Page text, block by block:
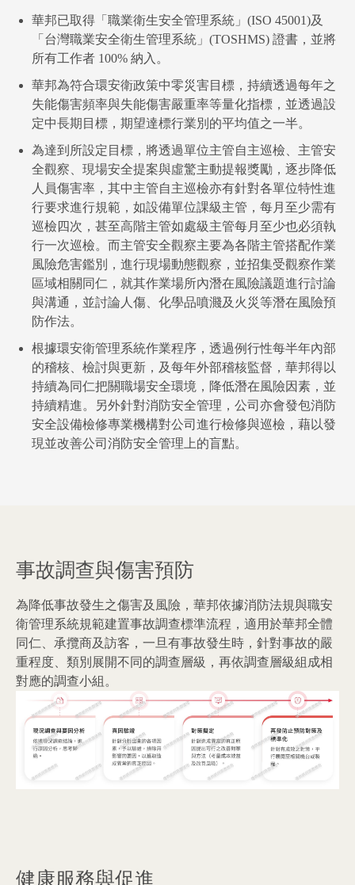
華邦已取得「職業衛生安全管理系統」(ISO 45001)及
「台灣職業安全衛生管理系統」(TOSHMS) 證書，並將
所有工作者 100% 納入。
華邦為符合環安衛政策中零災害目標，持續透過每年之
失能傷害頻率與失能傷害嚴重率等量化指標，並透過設
定中長期目標，期望達標行業別的平均值之一半。
為達到所設定目標，將透過單位主管自主巡檢、主管安
全觀察、現場安全提案與虛驚主動提報獎勵，逐步降低
人員傷害率，其中主管自主巡檢亦有針對各單位特性進
行要求進行規範，如設備單位課級主管，每月至少需有
巡檢四次，甚至高階主管如處級主管每月至少也必須執
行一次巡檢。而主管安全觀察主要為各階主管搭配作業
風險危害鑑別，進行現場動態觀察，並招集受觀察作業
區域相關同仁，就其作業場所內潛在風險議題進行討論
與溝通，並討論人傷、化學品噴濺及火災等潛在風險預
防作法。
根據環安衛管理系統作業程序，透過例行性每半年內部
的稽核、檢討與更新，及每年外部稽核監督，華邦得以
持續為同仁把關職場安全環境，降低潛在風險因素，並
持續精進。另外針對消防安全管理，公司亦會發包消防
安全設備檢修專業機構對公司進行檢修與巡檢，藉以發
現並改善公司消防安全管理上的盲點。
事故調查與傷害預防
為降低事故發生之傷害及風險，華邦依據消防法規與職安
衛管理系統規範建置事故調查標準流程，適用於華邦全體
同仁、承攬商及訪客，一旦有事故發生時，針對事故的嚴
重程度、類別展開不同的調查層級，再依調查層級組成相
對應的調查小組。
健康服務與促進